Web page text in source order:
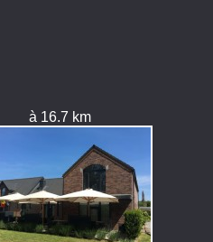
à 16.7 km